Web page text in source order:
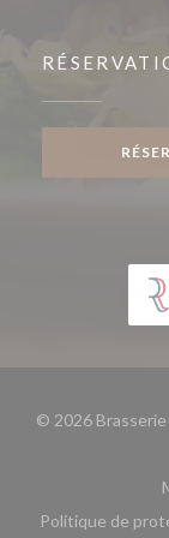
© 2026
Politique de